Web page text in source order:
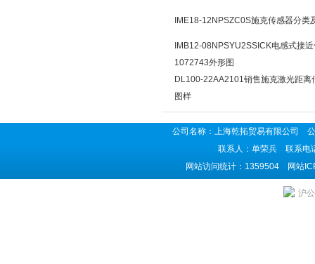
IME18-12NPSZC0S施克传感器分类
IMB12-08NPSYU2SSICK电感式接
1072743外形图
DL100-22AA2101销售施克激光距离
图样
公司名称：上海乾拓贸易有限公司
联系人：单荣兵 联系电
网站访问统计：1359504 网站
沪